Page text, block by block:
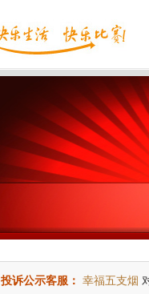
投诉公示客服： 幸福五支烟